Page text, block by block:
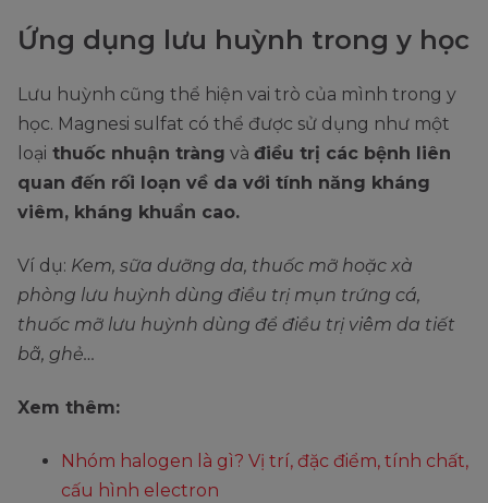
Ứng dụng lưu huỳnh trong y học
Lưu huỳnh cũng thể hiện vai trò của mình trong y
học. Magnesi sulfat có thể được sử dụng như một
loại thuốc nhuận tràng và điều trị các bệnh liên
quan đến rối loạn về da với tính năng kháng
viêm, kháng khuẩn cao.
Ví dụ: Kem, sữa dưỡng da, thuốc mỡ hoặc xà
phòng lưu huỳnh dùng điều trị mụn trứng cá,
thuốc mỡ lưu huỳnh dùng để điều trị viêm da tiết
bã, ghẻ…
Xem thêm:
Nhóm halogen là gì? Vị trí, đặc điểm, tính chất,
cấu hình electron